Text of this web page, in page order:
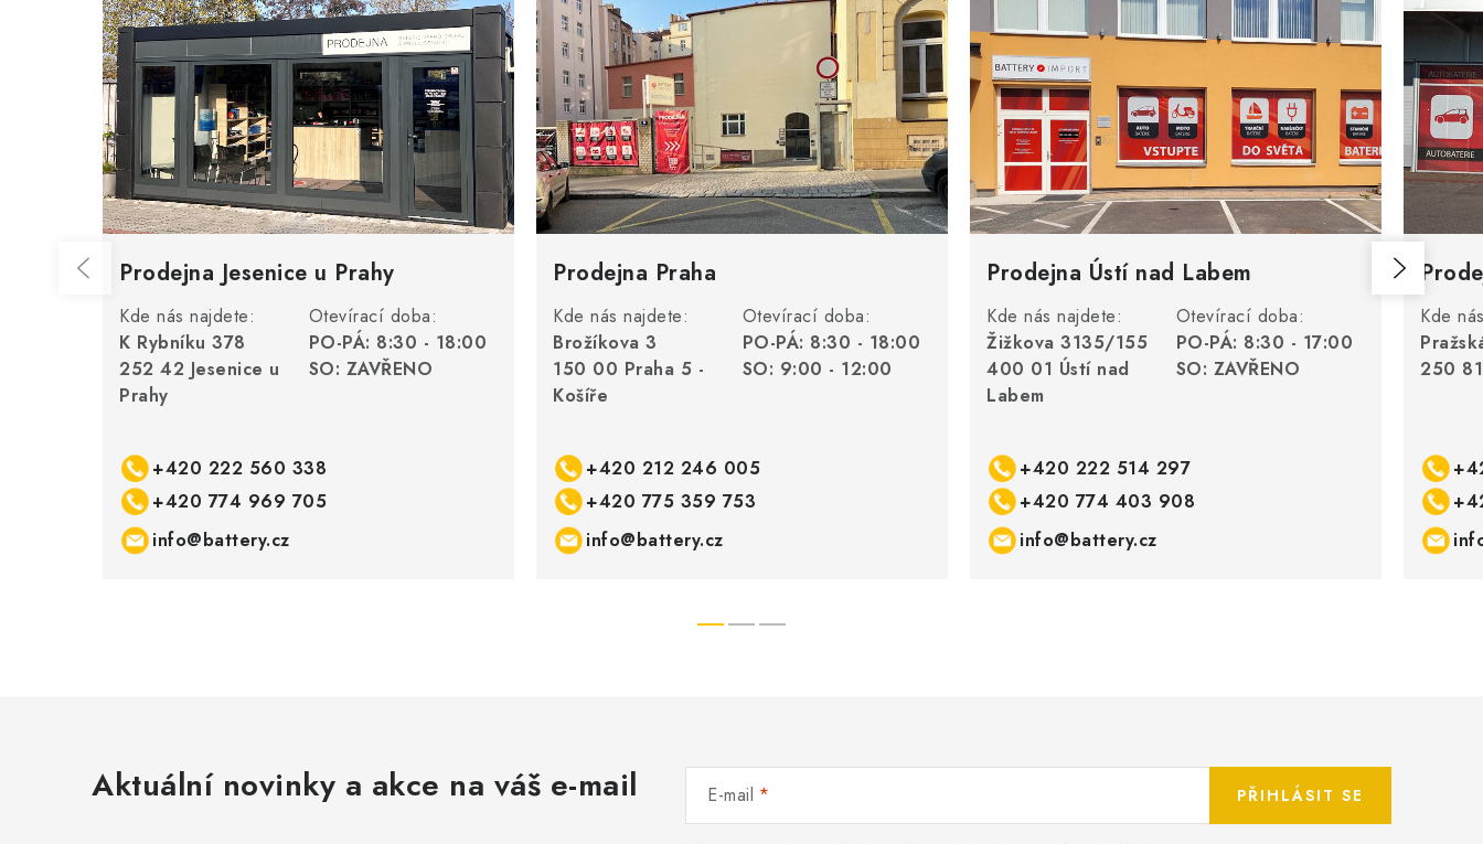
Prodejna Jesenice u Prahy
Kde nás najdete:
K Rybníku 378
252 42 Jesenice u
Prahy
Otevírací doba:
PO-PÁ: 8:30 - 18:00
SO: ZAVŘENO
+420 222 560 338
+420 774 969 705
info@battery.cz
Prodejna Praha
Kde nás najdete:
Brožíkova 3
150 00 Praha 5 -
Košíře
Otevírací doba:
PO-PÁ: 8:30 - 18:00
SO: 9:00 - 12:00
+420 212 246 005
+420 775 359 753
info@battery.cz
Prodejna Ústí nad Labem
Kde nás najdete:
Žižkova 3135/155
400 01 Ústí nad
Labem
Otevírací doba:
PO-PÁ: 8:30 - 17:00
SO: ZAVŘENO
+420 222 514 297
+420 774 403 908
info@battery.cz
Kde
250
Aktuální novinky a akce na váš e-mail E-mail PŘIHLÁSIT SE